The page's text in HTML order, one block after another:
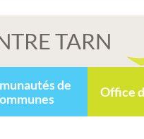
TARN
de
Office